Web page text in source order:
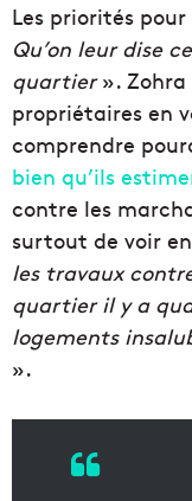
Les priorités
Qu’on leur dise
quartier». Zohra
propriétaires en
comprendre
bien qu’ils
contre les
surtout de voir
les travaux
quartier il y a
logements
».